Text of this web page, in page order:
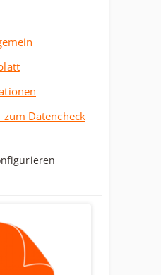
Datencheck